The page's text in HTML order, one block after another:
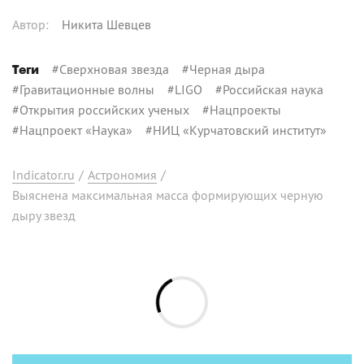
Автор: Никита Шевцев
Теги #Сверхновая звезда #Черная дыра
#Гравитационные волны #LIGO #Российская наука
#Открытия российских ученых #Нацпроекты
#Нацпроект «Наука» #НИЦ «Курчатовский институт»
Indicator.ru / Астрономия /
Выяснена максимальная масса формирующих черную
дыру звезд